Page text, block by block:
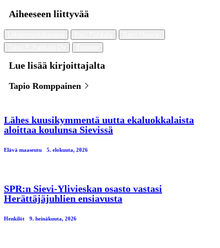
Aiheeseen liittyvää
Lue lisää kirjoittajalta
Tapio Romppainen
Lähes kuusikymmentä uutta ekaluokkalaista
aloittaa koulunsa Sievissä
Elävä maaseutu 5. elokuuta, 2026
SPR:n Sievi-Ylivieskan osasto vastasi
Herättäjäjuhlien ensiavusta
Henkilöt 9. heinäkuuta, 2026